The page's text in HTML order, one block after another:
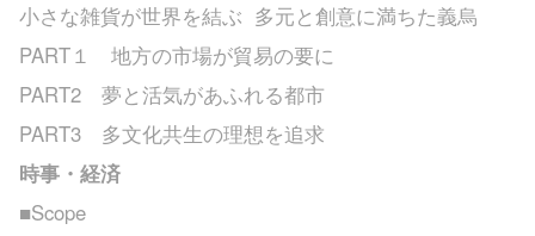
小さな雑貨が世界を結ぶ 多元と創意に満ちた義烏
PART１ 地方の市場が貿易の要に
PART2 夢と活気があふれる都市
PART3 多文化共生の理想を追求
時事・経済
■Scope